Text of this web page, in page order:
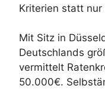
Kriterien statt nur
Mit Sitz in
Deutschlands
vermittelt
50.000€.